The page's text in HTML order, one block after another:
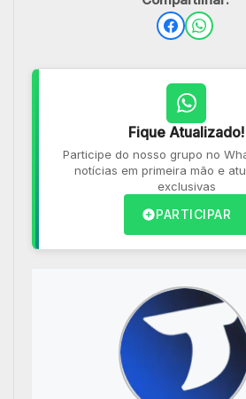
Fique Atualizado!
Participe do nosso grupo no
notícias em primeira mão e
exclusivas
PARTICIPAR